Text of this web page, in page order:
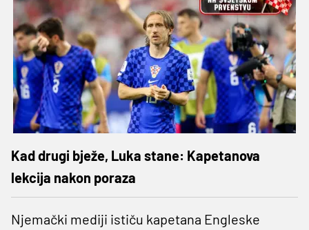
Kad drugi bježe, Luka stane: Kapetanova
lekcija nakon poraza
Njemački mediji ističu kapetana Engleske